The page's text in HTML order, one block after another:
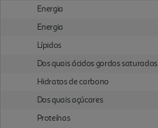
Energia
Energia
Lípidos
Dos quais ácidos gordos saturados
Hidratos de carbono
Dos quais açúcares
Proteínas